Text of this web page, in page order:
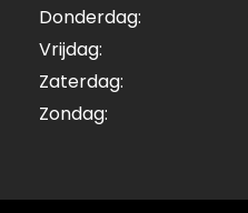
Donderdag:
Vrijdag:
Zaterdag:
Zondag: